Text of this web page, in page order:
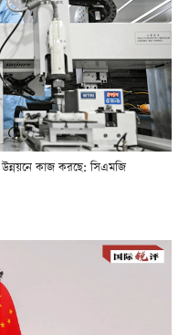
উন্নয়নে কাজ করছে: সিএমজি